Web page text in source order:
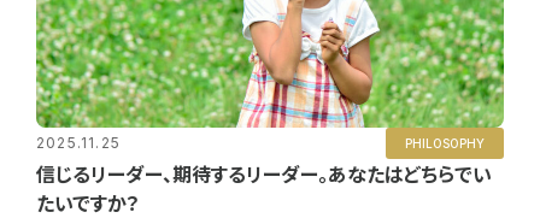
2025.11.25 PHILOSOPHY
信じるリーダー、期待するリーダー。あなたはどちらでい
たいですか？